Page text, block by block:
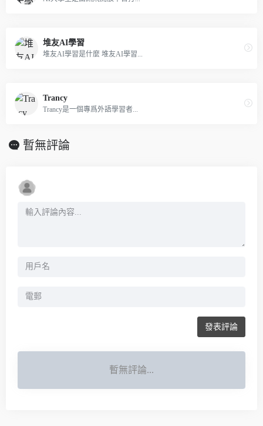
堆友AI學習
堆友AI學習是什麼 堆友AI學習...
Trancy
Trancy是一個專爲外語學習者...
暫無評論
發表評論
暫無評論...